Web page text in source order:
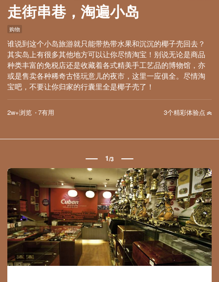
走街串巷，淘遍小岛
购物
谁说到这个小岛旅游就只能带热带水果和沉沉的椰子壳回去？
其实岛上有很多其他地方可以让你尽情淘宝！别说无论是商品
种类丰富的免税店还是收藏着各式精美手工艺品的博物馆，亦
或是售卖各种稀奇古怪玩意儿的夜市，这里一应俱全。尽情淘
宝吧，不要让你归家的行囊里全是椰子壳了！
2w+浏览 ·7有用 3个精彩体验点
1/3